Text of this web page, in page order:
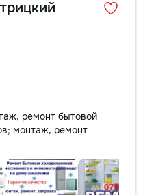
ремонт бытовой
монтаж, ремонт